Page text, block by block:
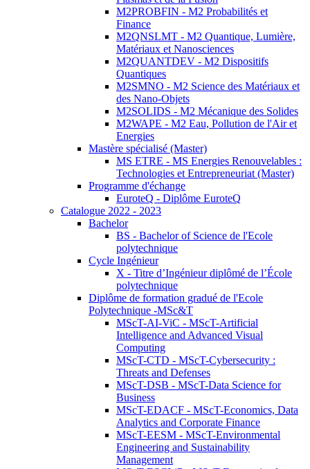
M2PROBFIN - M2 Probabilités et
Finance
M2QNSLMT - M2 Quantique, Lumière,
Matériaux et Nanosciences
M2QUANTDEV - M2 Dispositifs
Quantiques
M2SMNO - M2 Science des Matériaux et
des Nano-Objets
M2SOLIDS - M2 Mécanique des Solides
M2WAPE - M2 Eau, Pollution de l'Air et
Energies
Mastère spécialisé (Master)
MS ETRE - MS Energies Renouvelables :
Technologies et Entrepreneuriat (Master)
Programme d'échange
EuroteQ - Diplôme EuroteQ
Catalogue 2022 - 2023
Bachelor
BS - Bachelor of Science de l'Ecole
polytechnique
Cycle Ingénieur
X - Titre d’Ingénieur diplômé de l’École
polytechnique
Diplôme de formation gradué de l'Ecole
Polytechnique -MSc&T
MScT-AI-ViC - MScT-Artificial
Intelligence and Advanced Visual
Computing
MScT-CTD - MScT-Cybersecurity :
Threats and Defenses
MScT-DSB - MScT-Data Science for
Business
MScT-EDACF - MScT-Economics, Data
Analytics and Corporate Finance
MScT-EESM - MScT-Environmental
Engineering and Sustainability
Management